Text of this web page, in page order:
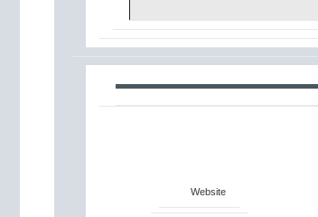
Website